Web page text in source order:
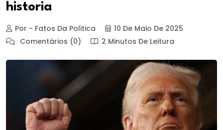
historia
Por - Fatos Da Politica
10 De Maio De 2025
Comentários (0)
2 Minutos De Leitura